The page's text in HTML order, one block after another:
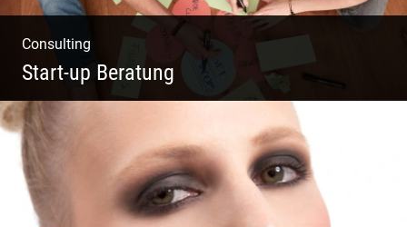
Consulting
Start-up Beratung
Du beginnst Dein Eigenes zu erschaffen und
weißt nicht, wo du beginnen sollst?